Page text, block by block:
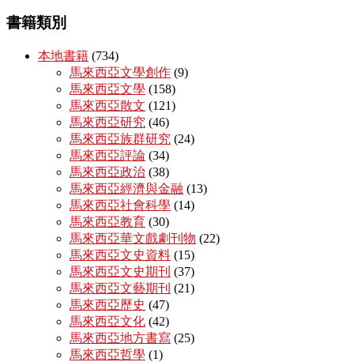
書籍類別
本地書籍 (734)
馬來西亞文學創作 (9)
馬來西亞文學 (158)
馬來西亞散文 (121)
馬來西亞研究 (46)
馬來西亞族群研究 (24)
馬來西亞評論 (34)
馬來西亞政治 (38)
馬來西亞經濟與金融 (13)
馬來西亞社會科學 (14)
馬來西亞教育 (30)
馬來西亞華文戲劇刊物 (22)
馬來西亞文史資料 (15)
馬來西亞文史期刊 (37)
馬來西亞文藝期刊 (21)
馬來西亞歷史 (47)
馬來西亞文化 (42)
馬來西亞地方書寫 (25)
馬來西亞哲學 (1)